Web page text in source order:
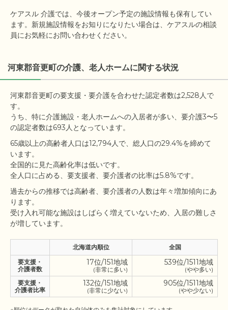
ケアスル 介護では、今後オープン予定の施設情報も保有してい
ます。新規施設情報をお知りになりたい場合は、ケアスルの相談
員にお気軽にお問い合わせください。
河東郡音更町の介護、老人ホームに関する状況
河東郡音更町の要支援・要介護を合わせた認定者数は2,528人で
す。
うち、特に介護施設・老人ホームへの入居者が多い、要介護3〜5
65歳以上の高齢者人口は12,794人で、総人口の29.4%を締めて
います。
全国的に見た高齢化率は低いです。
過去からの推移では高齢者、要介護者の人数は年々増加傾向にあ
ります。
受け入れ可能な施設はしばらく増えていないため、入居の難しさ
北海道内順位
全国
要支援・
介護者数
17位/151地域
(非常に多い)
539位/1511地域
(やや多い)
要支援・
介護者比率
132位/151地域
(非常に少ない)
905位/1511地域
(やや少ない)